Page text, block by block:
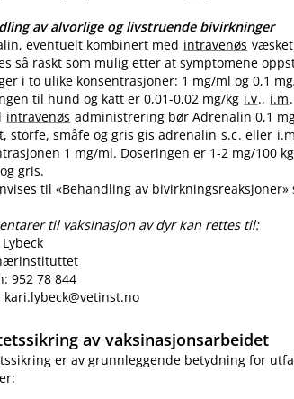
av alvorlige og livstruende bivirkninger
eventuelt kombinert med intravenøs
så raskt som mulig etter at symptomene
i to ulike konsentrasjoner: 1 mg/ml og 0,1
til hund og katt er 0,01-0,02 mg/kg i.v., i.m
intravenøs administrering bør Adrenalin 0,1
storfe, småfe og gris gis adrenalin s.c. eller i.m
1 mg​/​ml. Doseringen er 1-2 mg/100
gris.
til «Behandling av
til vaksinasjon av dyr kan rettes til:
952 78 844
kari.lybeck@vetinst.no
av vaksinasjonsarbeidet
er av grunnleggende betydning for